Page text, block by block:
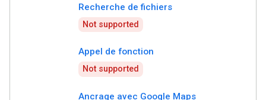
Recherche de fichiers
Not supported
Appel de fonction
Not supported
Ancrage avec Google Maps